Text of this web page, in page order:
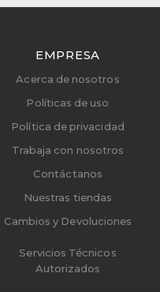
EMPRESA
Acerca de nosotros
Políticas de uso
Política de privacidad
Trabaja con nosotros
Contáctanos
Nuestras tiendas
Cambios y Devoluciones
Servicios Técnicos
Autorizados